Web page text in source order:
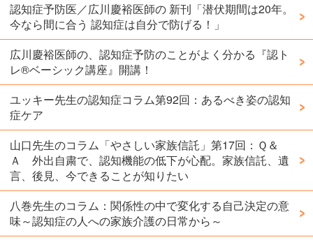
認知症予防医／広川慶裕医師の 新刊「潜伏期間は20年。
今なら間に合う 認知症は自分で防げる！」
広川慶裕医師の、認知症予防のことがよく分かる『認ト
レ®️ベーシック講座』開講！
ユッキー先生の認知症コラム第92回：あるべき姿の認知
症ケア
山口先生のコラム「やさしい家族信託」第17回：Ｑ＆
Ａ 外出自粛で、認知機能の低下が心配。家族信託、遺
言、後見、今できることが知りたい
八巻先生のコラム：関係性の中で変化する自己決定の意
味～認知症の人への家族介護の日常から～